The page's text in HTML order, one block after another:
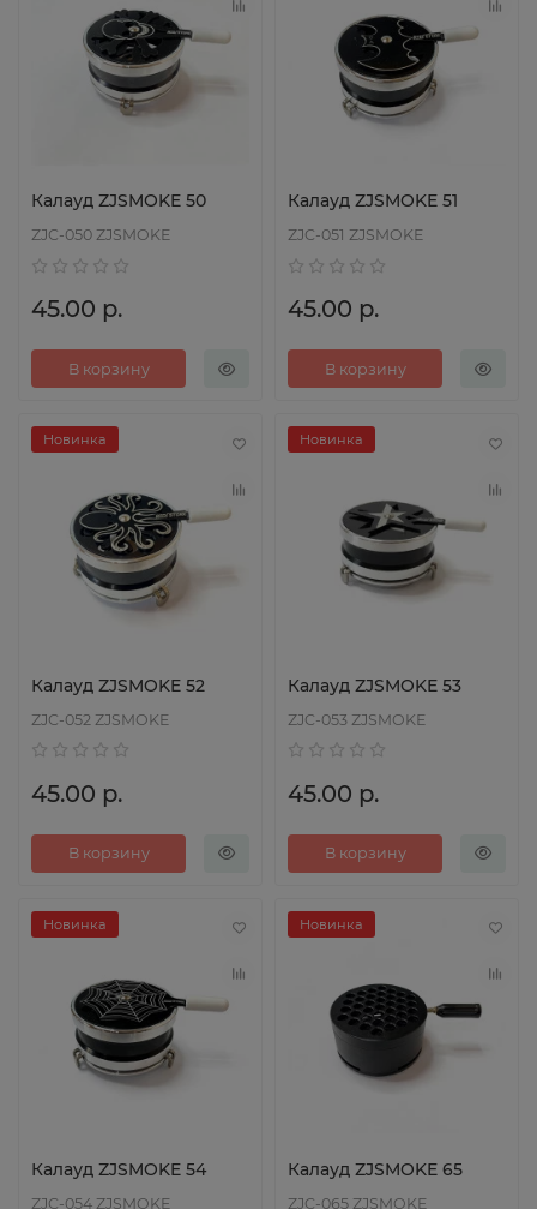
Калауд ZJSMOKE 50
ZJC-050 ZJSMOKE
45.00 р.
В корзину
Калауд ZJSMOKE 51
ZJC-051 ZJSMOKE
45.00 р.
В корзину
Новинка
Калауд ZJSMOKE 52
ZJC-052 ZJSMOKE
45.00 р.
В корзину
Новинка
Калауд ZJSMOKE 53
ZJC-053 ZJSMOKE
45.00 р.
В корзину
Новинка
Калауд ZJSMOKE 54
ZJC-054 ZJSMOKE
Новинка
Калауд ZJSMOKE 65
ZJC-065 ZJSMOKE